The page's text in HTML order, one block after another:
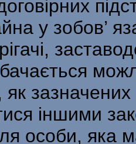
у зобов’
ін­шими
особи, яка